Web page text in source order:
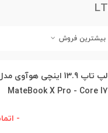
بیشترین فروش
لپ تاپ 13.9 اینچی هوآوی
MateBook X Pro - Core I7
-